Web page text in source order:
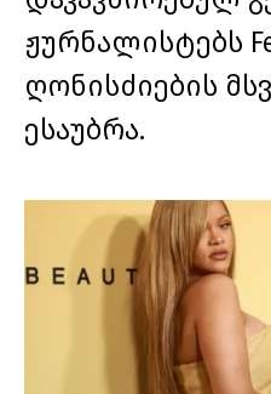
ჟურნალისტებს
ღონისძიების
ესაუბრა.